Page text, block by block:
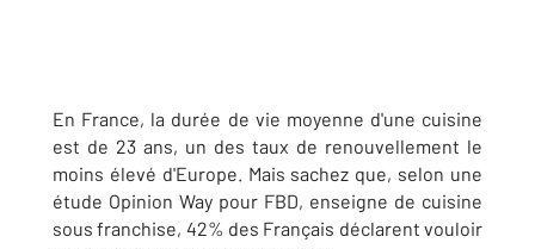
En France, la durée de vie moyenne d'une cuisine
est de 23 ans, un des taux de renouvellement le
moins élevé d'Europe. Mais sachez que, selon une
étude Opinion Way pour FBD, enseigne de cuisine
sous franchise, 42% des Français déclarent vouloir